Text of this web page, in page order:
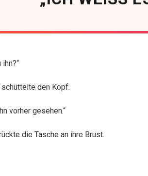
ihn?“
den Kopf.
vorher gesehen.“
die Tasche an ihre Brust.